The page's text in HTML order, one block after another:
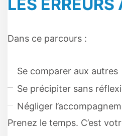
LES
Dans ce parcours :
Se comparer aux autres
Se précipiter sans
Négliger
Prenez le temps. C’est